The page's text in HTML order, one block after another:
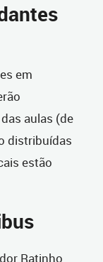
em
aulas (de
distribuídas
estão
Ratinho